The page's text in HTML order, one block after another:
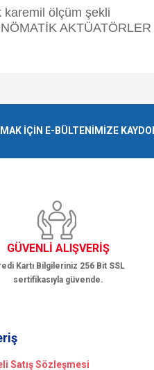
İÇİN E-BÜLTENİMİZE
GÜVENLİ ALIŞVERİŞ
Kartı Bilgileriniz 256 Bit SSL
sertifikasıyla güvende.
Satış Sözleşmesi